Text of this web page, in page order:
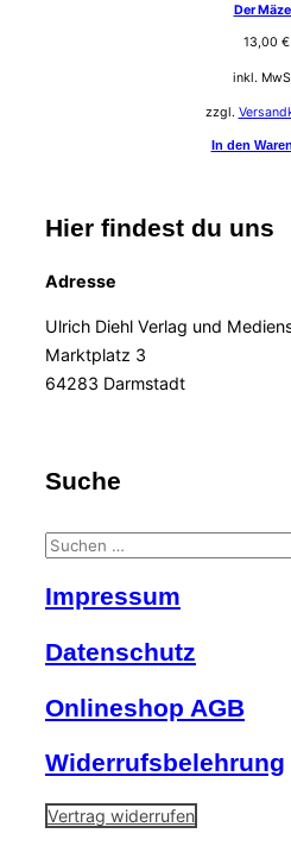
Der
13,00 €
inkl.
zzgl.
In den
Hier findest du uns
Adresse
Ulrich Diehl Verlag und
Marktplatz 3
64283 Darmstadt
Suche
Suchen
nach:
Impressum
Datenschutz
Onlineshop AGB
Widerrufsbelehrung
Vertrag widerrufen